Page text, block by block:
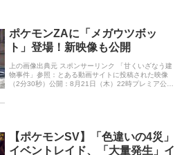
ポケモンZAに「メガウツボッ
ト」登場！新映像も公開
上の画像出典元 スポンサーリンク 「甘くいざなう建
物事件」参照：とある動画サイトに投稿された映像
（2分30秒）公開：8月21日（木）22時プレミア公開
【ポケモンSV】「色違いの4災」
イベントレイド、「大量発生」イ